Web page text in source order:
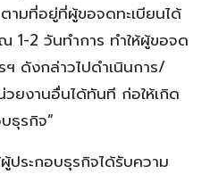
มที่อยู่ที่ผู้ขอจดทะเบียนได้
ณ 1-2 วันทำการ ทำให้ผู้ขอจด
ฯ ดังกล่าวไปดำเนินการ/
ยงานอื่นได้ทันที ก่อให้เกิด
ธุรกิจ”
ประกอบธุรกิจได้รับความ